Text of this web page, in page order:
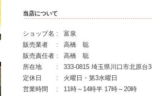
当店について
ショップ名 :
富泉
販売業者 :
高橋 聡
販売責任者 :
高橋 聡
所在地 :
333-0815 埼玉県川口市北原台
定休日 :
火曜日・第3水曜日
営業時間 :
11時～14時半 17時～20時